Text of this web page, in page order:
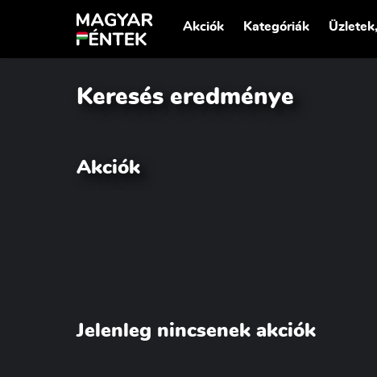
Akciók Kategóriák
Keresés eredménye
Akciók
Jelenleg nincsenek akciók